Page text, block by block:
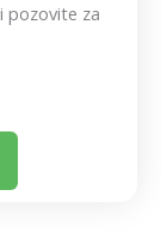
pozovite za